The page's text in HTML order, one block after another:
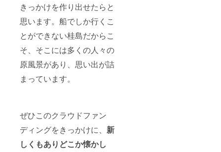
きっかけを作り出せたらと
思います。船でしか行くこ
とができない桂島だからこ
そ、そこには多くの人々の
原風景があり、思い出が詰
まっています。
ぜひこのクラウドファン
ディングをきっかけに、 新
しくもありどこか懐かし